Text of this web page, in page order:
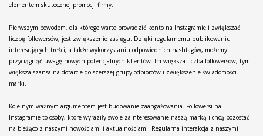
elementem skutecznej promocji firmy.
Pierwszym powodem, dla którego warto prowadzić konto na Instagramie i zwiększać
liczbę followersów, jest zwiększenie zasięgu. Dzięki regularnemu publikowaniu
interesujących treści, a także wykorzystaniu odpowiednich hashtagów, możemy
przyciągnąć uwagę nowych potencjalnych klientów. Im większa liczba followersów, tym
większa szansa na dotarcie do szerszej grupy odbiorców i zwiększenie świadomości
marki.
Kolejnym ważnym argumentem jest budowanie zaangażowania. Followersi na
Instagramie to osoby, które wyraziły swoje zainteresowanie naszą marką i chcą pozostać
na bieżąco z naszymi nowościami i aktualnościami. Regularna interakcja z naszymi